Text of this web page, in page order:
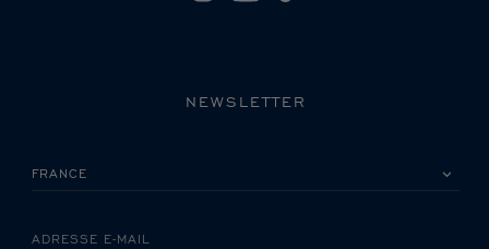
NEWSLETTER
ADRESSE E-MAIL